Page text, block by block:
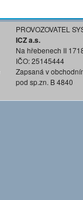
PROVOZOVATEL
ICZ a.s.
Na hřebenech II
IČO: 25145444
Zapsaná v
pod sp.zn. B 4840